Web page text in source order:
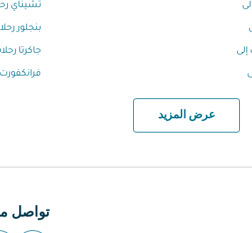
تشيناي
بنجلور
جاكرتا
عرض المزيد
تواصل